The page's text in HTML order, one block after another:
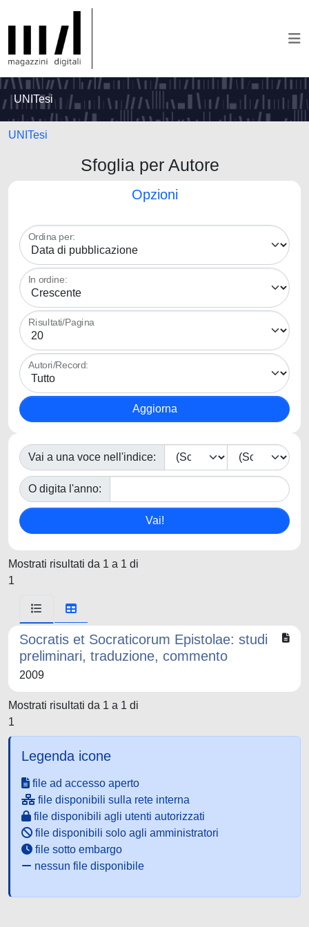
UNITesi
UNITesi
Sfoglia per Autore
Opzioni
Ordina per:
In ordine:
Risultati/Pagina
Autori/Record:
Vai a una voce nell'indice:
O digita l'anno:
Mostrati risultati da 1 a 1 di
1
Socratis et Socraticorum Epistolae: studi
preliminari, traduzione, commento
2009
Mostrati risultati da 1 a 1 di
1
Legenda icone
file ad accesso aperto
file disponibili sulla rete interna
file disponibili agli utenti autorizzati
file disponibili solo agli amministratori
file sotto embargo
nessun file disponibile